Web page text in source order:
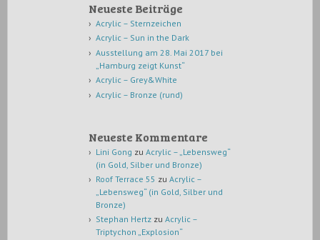
Neueste Beiträge
Acrylic – Sternzeichen
Acrylic – Sun in the Dark
Ausstellung am 28. Mai 2017 bei
„Hamburg zeigt Kunst“
Acrylic – Grey&White
Acrylic – Bronze (rund)
Neueste Kommentare
Lini Gong zu Acrylic – „Lebensweg“
(in Gold, Silber und Bronze)
Roof Terrace 55 zu Acrylic –
„Lebensweg“ (in Gold, Silber und
Bronze)
Stephan Hertzzu Acrylic –
Triptychon „Explosion“